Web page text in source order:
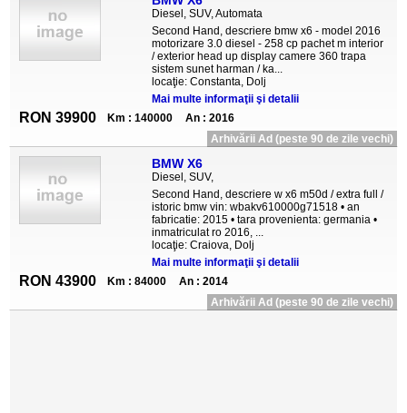
Diesel, SUV, Automata
Second Hand, descriere bmw x6 - model 2016
motorizare 3.0 diesel - 258 cp pachet m interior
/ exterior head up display camere 360 trapa
sistem sunet harman / ka...
locaţie: Constanta, Dolj
Mai multe informaţii şi detalii
RON 39900 Km : 140000
An : 2016
Arhivării Ad (peste 90 de zile vechi)
BMW X6
Diesel, SUV,
Second Hand, descriere w x6 m50d / extra full /
istoric bmw vin: wbakv610000g71518 • an
fabricatie: 2015 • tara provenienta: germania •
inmatriculat ro 2016, ...
locaţie: Craiova, Dolj
Mai multe informaţii şi detalii
RON 43900 Km : 84000
An : 2014
Arhivării Ad (peste 90 de zile vechi)